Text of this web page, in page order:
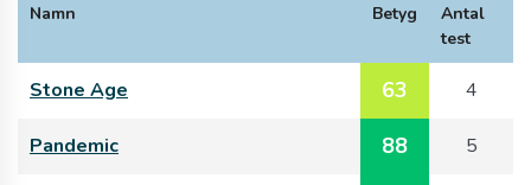
Namn Betyg
Antal
test
Stone Age 63 4
Pandemic 88 5